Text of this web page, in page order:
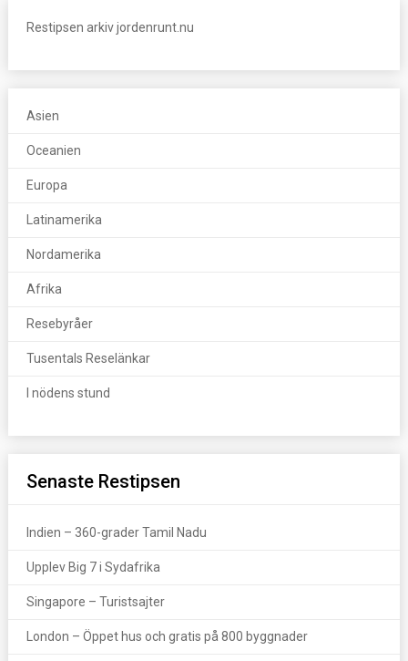
Restipsen arkiv jordenrunt.nu
Asien
Oceanien
Europa
Latinamerika
Nordamerika
Afrika
Resebyråer
Tusentals Reselänkar
I nödens stund
Senaste Restipsen
Indien – 360-grader Tamil Nadu
Upplev Big 7 i Sydafrika
Singapore – Turistsajter
London – Öppet hus och gratis på 800 byggnader